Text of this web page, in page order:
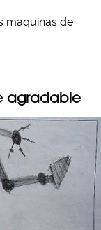
maquinas de
agradable